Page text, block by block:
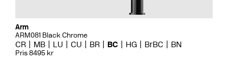
Arm
ARM081 Black Chrome
CR MB LU CU BR BC HG BrBC BN
Pris 8495 kr